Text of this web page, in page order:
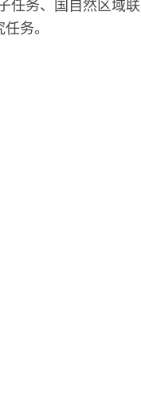
任务、国自然区域
务。